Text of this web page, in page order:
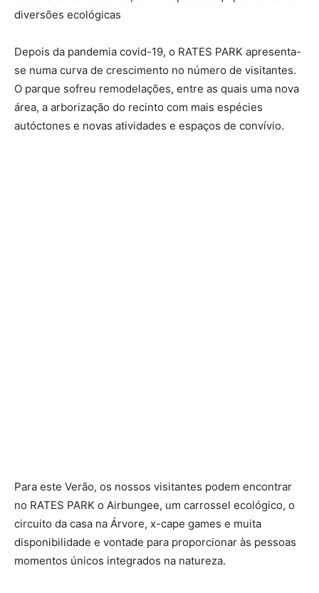
diversões ecológicas
Depois da pandemia covid-19, o RATES PARK apresenta-
se numa curva de crescimento no número de visitantes.
O parque sofreu remodelações, entre as quais uma nova
área, a arborização do recinto com mais espécies
autóctones e novas atividades e espaços de convívio.
Para este Verão, os nossos visitantes podem encontrar
no RATES PARK o Airbungee, um carrossel ecológico, o
circuito da casa na Árvore, x-cape games e muita
disponibilidade e vontade para proporcionar às pessoas
momentos únicos integrados na natureza.